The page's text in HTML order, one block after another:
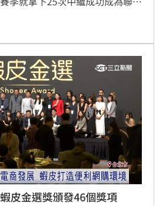
的困擾是怕得獎的話大家聽不懂
皮金選獎頒發46個獎項